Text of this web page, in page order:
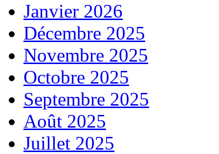
Janvier 2026
Décembre 2025
Novembre 2025
Octobre 2025
Septembre 2025
Août 2025
Juillet 2025